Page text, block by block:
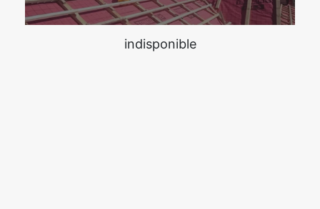
indisponible